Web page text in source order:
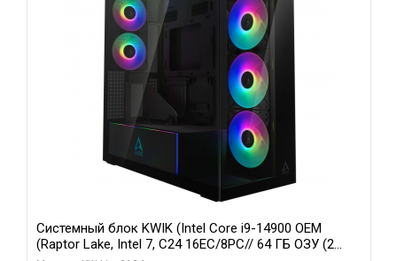
Системный блок KWIK (Intel Core i9-14900 OEM
(Raptor Lake, Intel 7, C24 16EC/8PC// 64 ГБ ОЗУ (2